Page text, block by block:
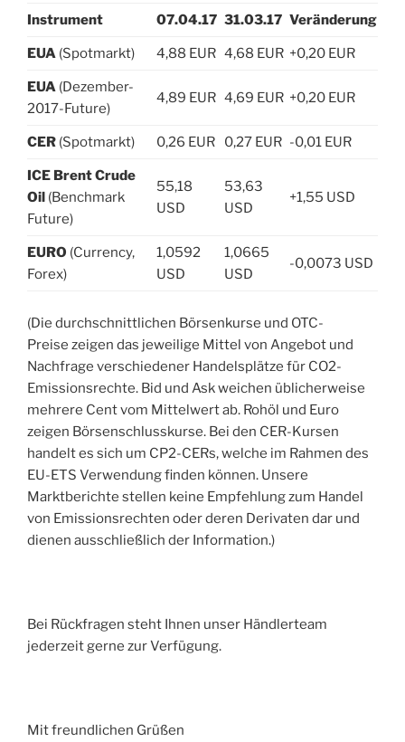
Instrument 07.04.17 31.03.17 Veränderung
EUA (Spotmarkt) 4,88 EUR 4,68 EUR +0,20 EUR
EUA (Dezember-
2017-Future)
4,89 EUR 4,69 EUR +0,20 EUR
CER (Spotmarkt) 0,26 EUR 0,27 EUR -0,01 EUR
ICE Brent Crude
Oil (Benchmark
Future)
55,18
USD
53,63
USD
+1,55 USD
EURO (Currency,
Forex)
1,0592
USD
1,0665
USD
-0,0073 USD
(Die durchschnittlichen Börsenkurse und OTC-
Preise zeigen das jeweilige Mittel von Angebot und
Nachfrage verschiedener Handelsplätze für CO2-
Emissionsrechte. Bid und Ask weichen üblicherweise
mehrere Cent vom Mittelwert ab. Rohöl und Euro
zeigen Börsenschlusskurse. Bei den CER-Kursen
handelt es sich um CP2-CERs, welche im Rahmen des
EU-ETS Verwendung finden können. Unsere
Marktberichte stellen keine Empfehlung zum Handel
von Emissionsrechten oder deren Derivaten dar und
dienen ausschließlich der Information.)
Bei Rückfragen steht Ihnen unser Händlerteam
jederzeit gerne zur Verfügung.
Mit freundlichen Grüßen